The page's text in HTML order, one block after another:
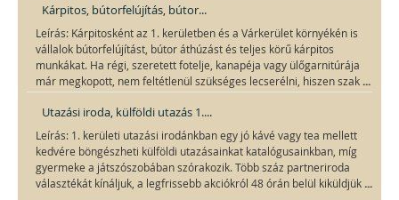
Kárpitos, bútorfelújítás, bútor...
Leírás: Kárpitosként az 1. kerületben és a Várkerület környékén is
vállalok bútorfelújítást, bútor áthúzást és teljes körű kárpitos
munkákat. Ha régi, szeretett fotelje, kanapéja vagy ülőgarnitúrája
már megkopott, nem feltétlenül szükséges lecserélni, hiszen szak ...
Utazási iroda, külföldi utazás 1....
Leírás: 1. kerületi utazási irodánkban egy jó kávé vagy tea mellett
kedvére böngészheti külföldi utazásainkat katalógusainkban, míg
gyermeke a játszószobában szórakozik. Több száz partneriroda
választékát kínáljuk, a legfrissebb akciókról 48 órán belül kiküldjük ...